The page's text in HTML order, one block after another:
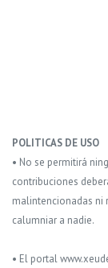
POLITICAS DE USO
• No se permitirá
contribuciones
malintencionadas ni
calumniar a nadie.
• El portal